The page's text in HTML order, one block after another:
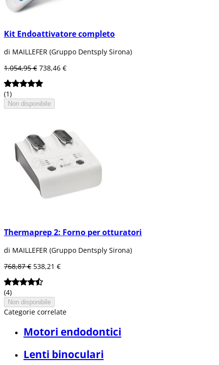
Kit Endoattivatore completo
di MAILLEFER (Gruppo Dentsply Sirona)
1.054,95 € 738,46 €
(1)
Non disponibile
Thermaprep 2: Forno per otturatori
di MAILLEFER (Gruppo Dentsply Sirona)
768,87 € 538,21 €
(4)
Non disponibile
Categorie correlate
Motori endodontici
Lenti binoculari